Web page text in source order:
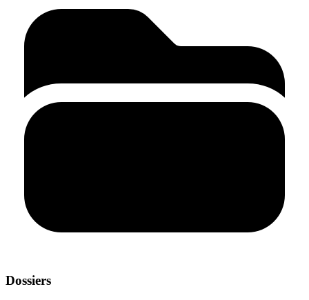
Dossiers